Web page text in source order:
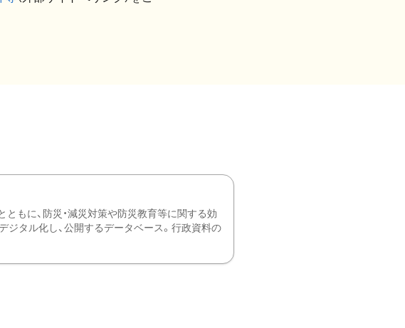
もに、防災・減災対策や防災教育等に関する効
ジタル化し、公開するデータベース。行政資料の